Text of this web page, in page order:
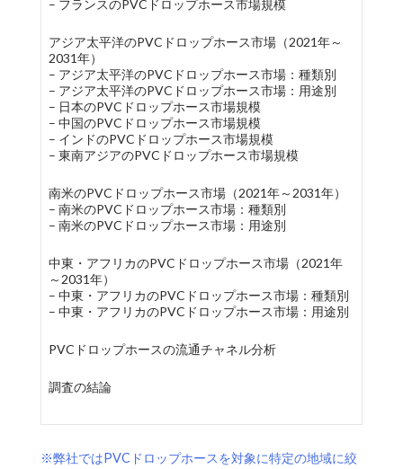
– フランスのPVCドロップホース市場規模
アジア太平洋のPVCドロップホース市場（2021年～
2031年）
– アジア太平洋のPVCドロップホース市場：種類別
– アジア太平洋のPVCドロップホース市場：用途別
– 日本のPVCドロップホース市場規模
– 中国のPVCドロップホース市場規模
– インドのPVCドロップホース市場規模
– 東南アジアのPVCドロップホース市場規模
南米のPVCドロップホース市場（2021年～2031年）
– 南米のPVCドロップホース市場：種類別
– 南米のPVCドロップホース市場：用途別
中東・アフリカのPVCドロップホース市場（2021年
～2031年）
– 中東・アフリカのPVCドロップホース市場：種類別
– 中東・アフリカのPVCドロップホース市場：用途別
PVCドロップホースの流通チャネル分析
調査の結論
※弊社ではPVCドロップホースを対象に特定の地域に絞